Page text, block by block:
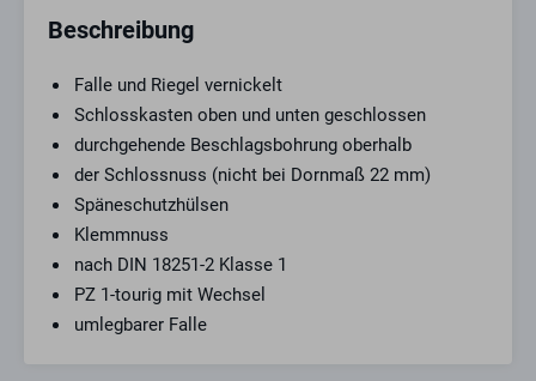
Beschreibung
Falle und Riegel vernickelt
Schlosskasten oben und unten geschlossen
durchgehende Beschlagsbohrung oberhalb
der Schlossnuss (nicht bei Dornmaß 22 mm)
Späneschutzhülsen
Klemmnuss
nach DIN 18251-2 Klasse 1
PZ 1-tourig mit Wechsel
umlegbarer Falle